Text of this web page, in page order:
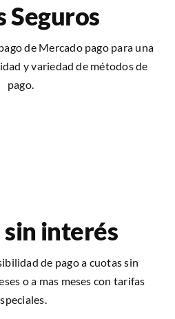
Seguros
de Mercado pago para una
y variedad de métodos de
pago.
interés
de pago a cuotas sin
o a mas meses con tarifas